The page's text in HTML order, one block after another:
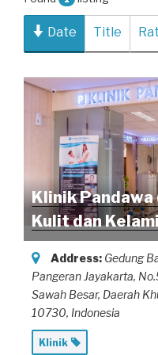
Date Title
Klinik
Kulit dan
Address: Gedung
Pangeran Jayakarta,
Sawah Besar, Daerah
10730, Indonesia
Klinik